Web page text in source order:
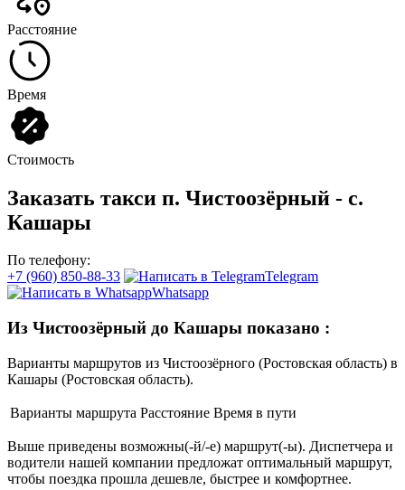
Расстояние
Время
Стоимость
Заказать такси п. Чистоозёрный - с.
Кашары
По телефону:
+7 (960) 850-88-33
Telegram
Whatsapp
Из Чистоозёрный до Кашары показано :
Варианты маршрутов из Чистоозёрного (Ростовская область) в
Кашары (Ростовская область).
Варианты маршрута Расстояние Время в пути
Выше приведены возможны(-й/-е) маршрут(-ы). Диспетчера и
водители нашей компании предложат оптимальный маршрут,
чтобы поездка прошла дешевле, быстрее и комфортнее.